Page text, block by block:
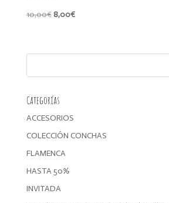
10,00€El
era:
8,00€El
es:
Categorías
ACCESORIOS
COLECCIÓN CONCHAS
FLAMENCA
HASTA 50%
INVITADA